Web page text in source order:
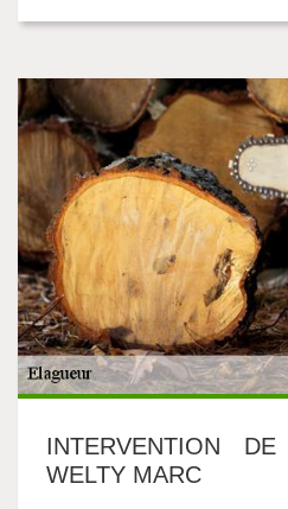
INTERVENTION
WELTY MARC